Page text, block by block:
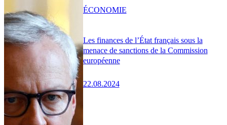
Les finances de l’État français sous la
menace de sanctions de la Commission
européenne
22.08.2024
ÉCONOMIE